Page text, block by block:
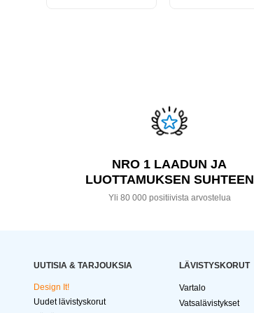
NRO 1 LAADUN JA
LUOTTAMUKSEN SUHTEEN
Yli 80 000 positiivista arvostelua
UUTISIA & TARJOUKSIA
Design It!
Uudet lävistyskorut
LÄVISTYSKORUT
Vartalo
Vatsalävistykset